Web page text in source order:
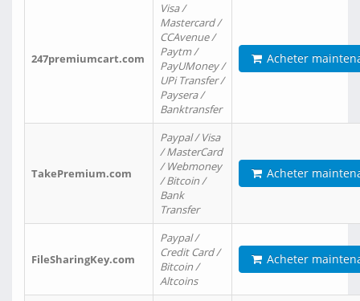
247premiumcart.com
Visa /
Mastercard /
CCAvenue /
Paytm /
PayUMoney /
UPi Transfer /
Paysera /
Banktransfer
Acheter
TakePremium.com
Paypal / Visa
/ MasterCard
/ Webmoney
/ Bitcoin /
Bank
Transfer
Acheter
FileSharingKey.com
Paypal /
Credit Card /
Bitcoin /
Altcoins
Acheter